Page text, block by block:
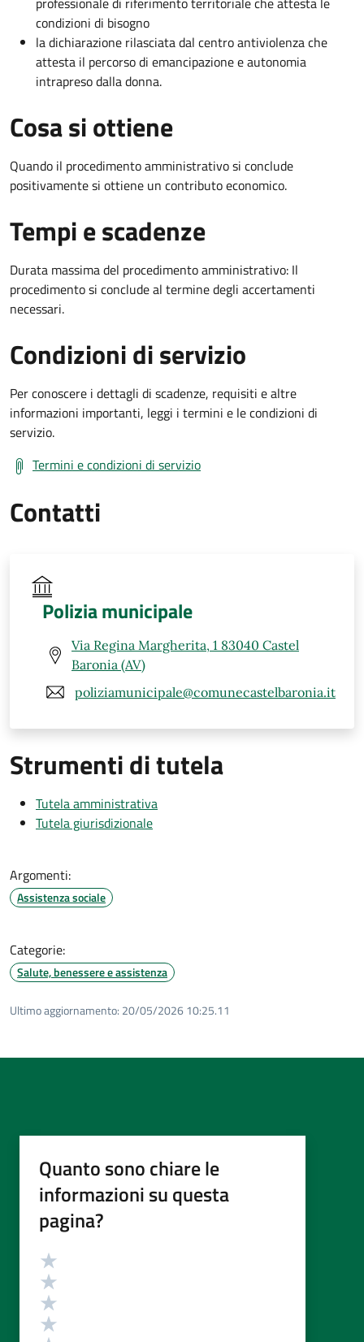
condizioni di bisogno
la dichiarazione rilasciata dal centro antiviolenza che
attesta il percorso di emancipazione e autonomia
intrapreso dalla donna.
Cosa si ottiene
Quando il procedimento amministrativo si conclude
positivamente si ottiene un contributo economico.
Tempi e scadenze
Durata massima del procedimento amministrativo: Il
procedimento si conclude al termine degli accertamenti
necessari.
Condizioni di servizio
Per conoscere i dettagli di scadenze, requisiti e altre
informazioni importanti, leggi i termini e le condizioni di
servizio.
Termini e condizioni di servizio
Contatti
Polizia municipale
Via Regina Margherita, 1 83040 Castel
Baronia (AV)
poliziamunicipale@comunecastelbaronia.it
Strumenti di tutela
Tutela amministrativa
Tutela giurisdizionale
Argomenti:
Assistenza sociale
Categorie:
Salute, benessere e assistenza
Ultimo aggiornamento: 20/05/2026 10:25.11
Quanto sono chiare le
informazioni su questa
pagina?
Valutazione